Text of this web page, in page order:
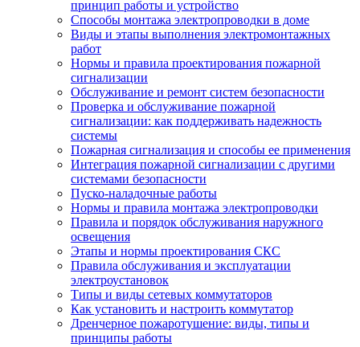
принцип работы и устройство
Способы монтажа электропроводки в доме
Виды и этапы выполнения электромонтажных
работ
Нормы и правила проектирования пожарной
сигнализации
Обслуживание и ремонт систем безопасности
Проверка и обслуживание пожарной
сигнализации: как поддерживать надежность
системы
Пожарная сигнализация и способы ее применения
Интеграция пожарной сигнализации с другими
системами безопасности
Пуско-наладочные работы
Нормы и правила монтажа электропроводки
Правила и порядок обслуживания наружного
освещения
Этапы и нормы проектирования СКС
Правила обслуживания и эксплуатации
электроустановок
Типы и виды сетевых коммутаторов
Как установить и настроить коммутатор
Дренчерное пожаротушение: виды, типы и
принципы работы